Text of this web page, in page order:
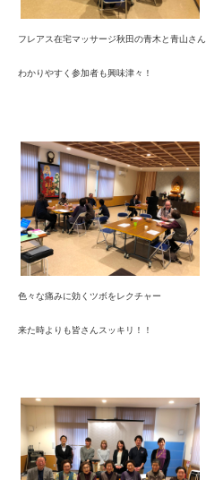
フレアス在宅マッサージ秋田の青木と青山さん
わかりやすく参加者も興味津々！
色々な痛みに効くツボをレクチャー
来た時よりも皆さんスッキリ！！